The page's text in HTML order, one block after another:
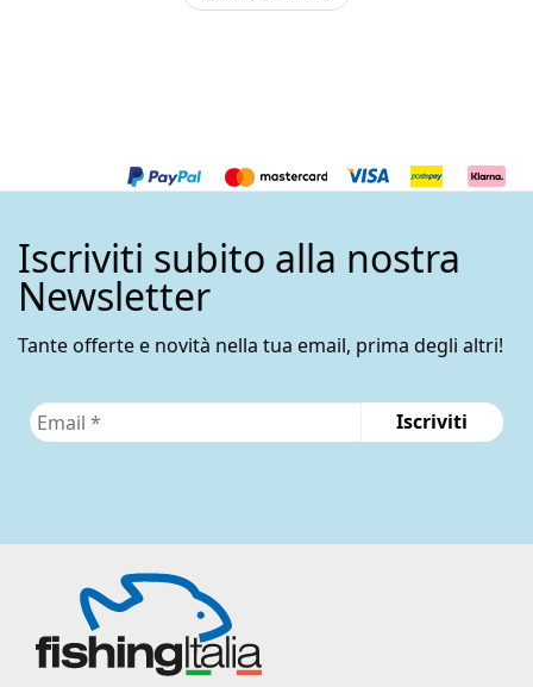
Iscriviti subito alla nostra
Newsletter
Tante offerte e novità nella tua email, prima degli altri!